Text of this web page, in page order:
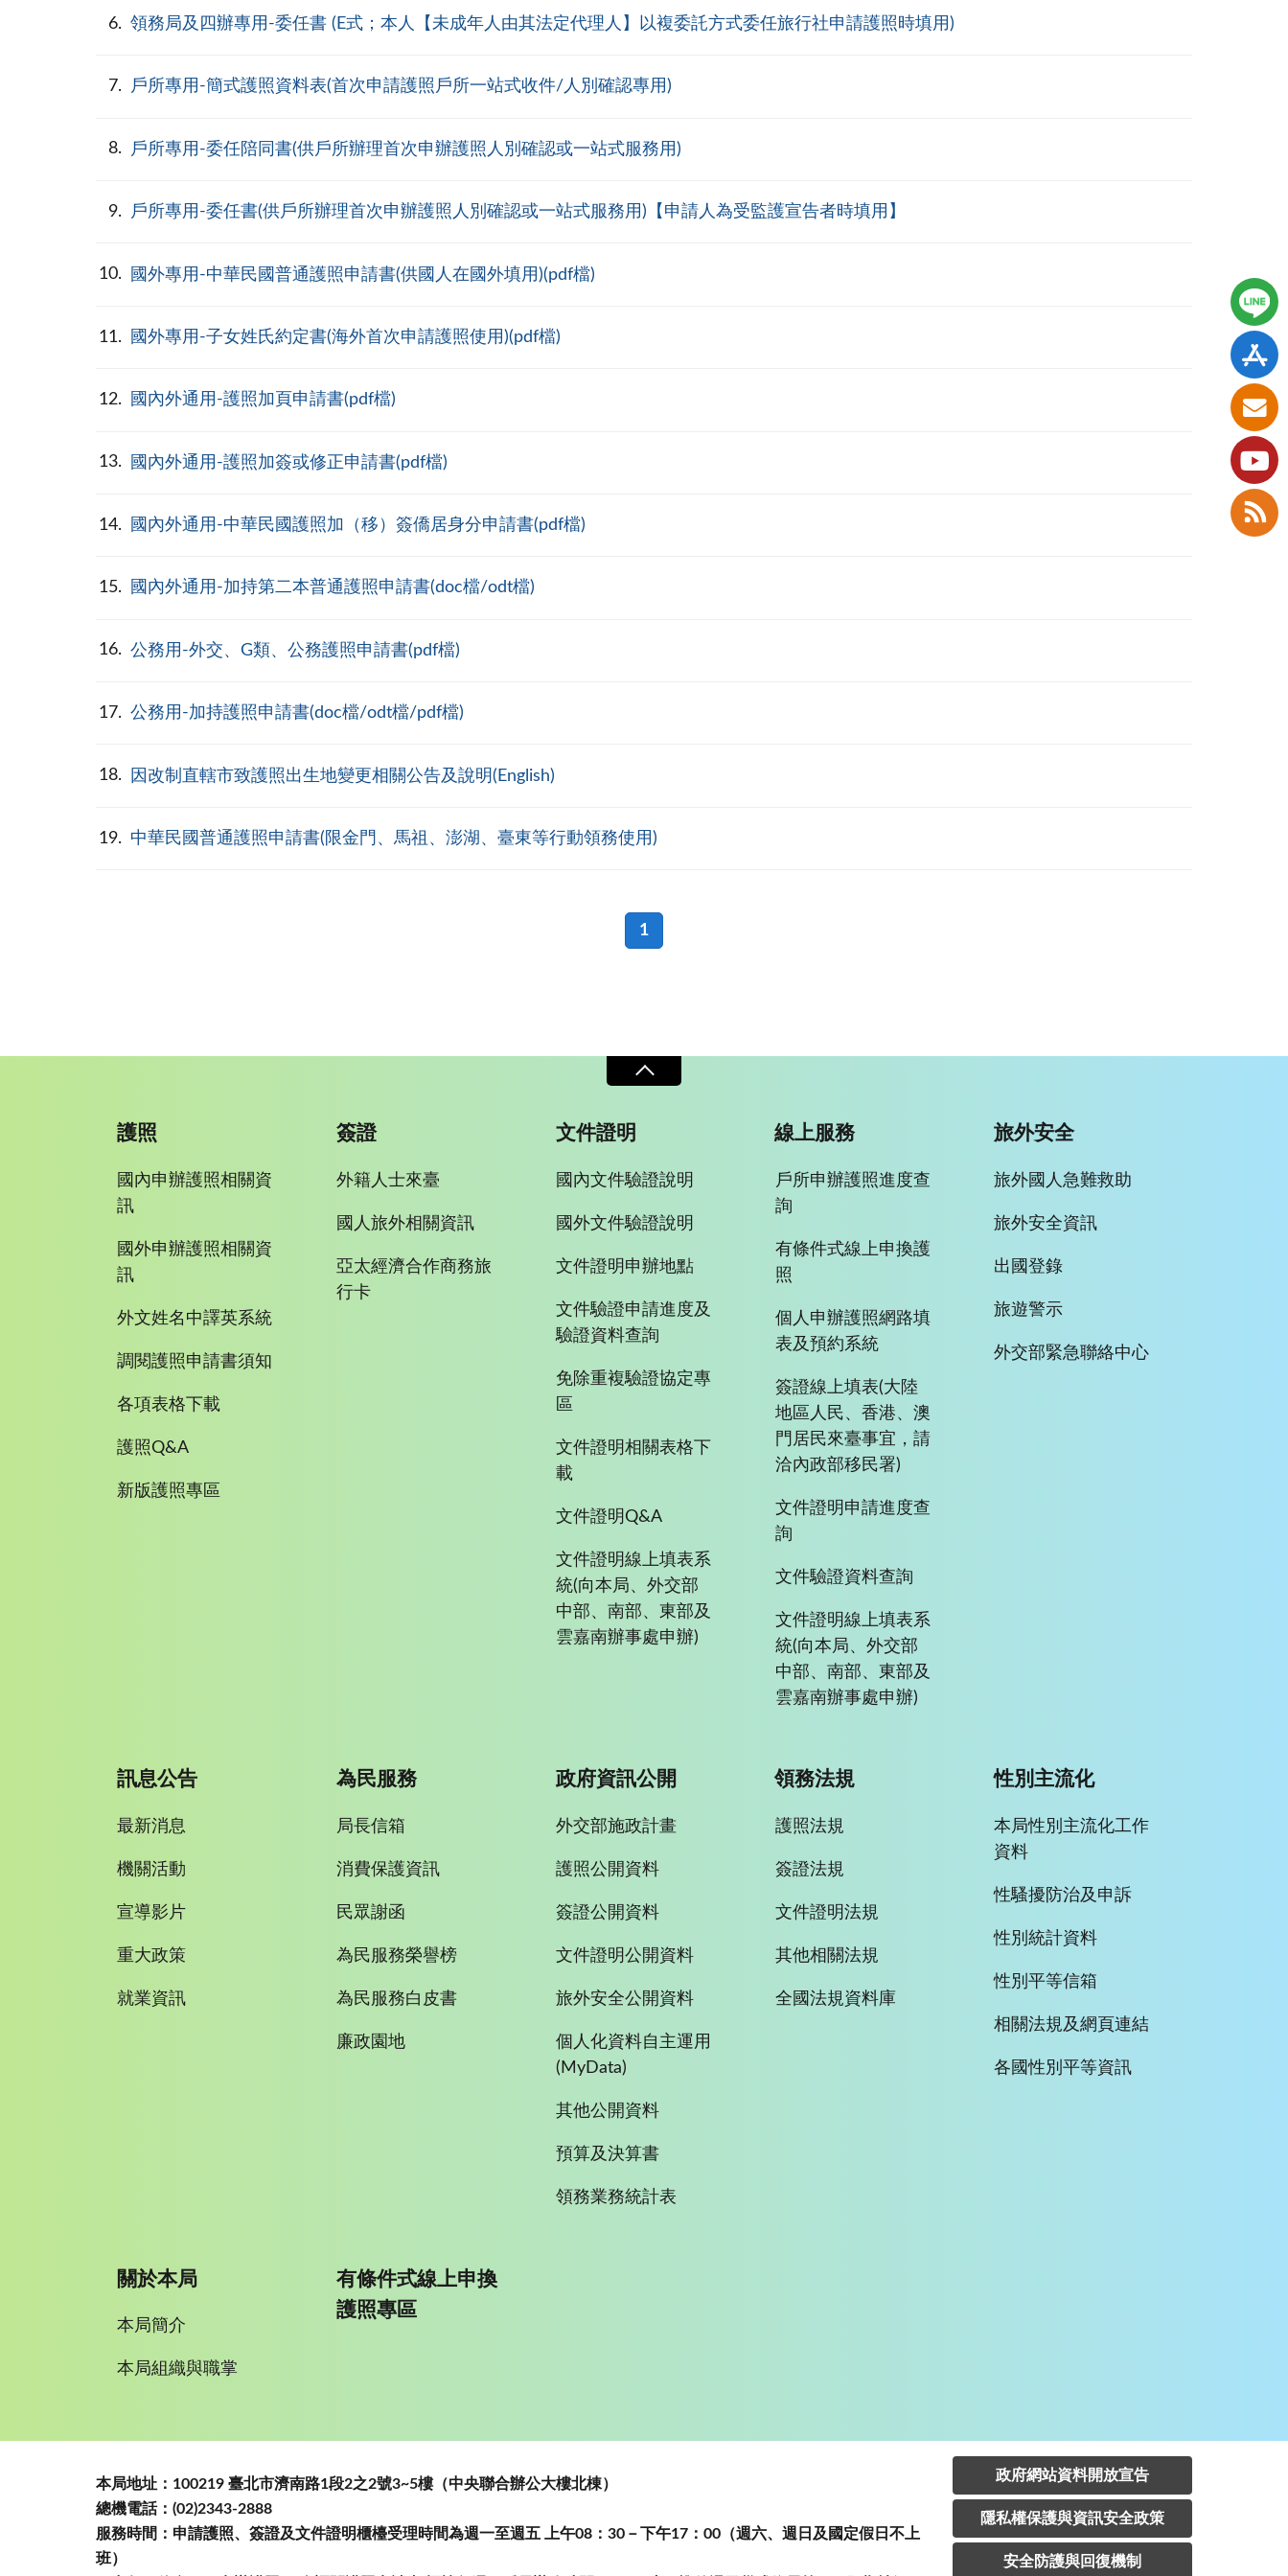
6 領務局及四辦專用-委任書 (E式；本人【未成年人由其法定代理人】以複委託方式委任旅行社申請護照時填用)
7 戶所專用-簡式護照資料表(首次申請護照戶所一站式收件/人別確認專用)
8 戶所專用-委任陪同書(供戶所辦理首次申辦護照人別確認或一站式服務用)
9 戶所專用-委任書(供戶所辦理首次申辦護照人別確認或一站式服務用)【申請人為受監護宣告者時填用】
10 國外專用-中華民國普通護照申請書(供國人在國外填用)(pdf檔)
11 國外專用-子女姓氏約定書(海外首次申請護照使用)(pdf檔)
12 國內外通用-護照加頁申請書(pdf檔)
13 國內外通用-護照加簽或修正申請書(pdf檔)
14 國內外通用-中華民國護照加（移）簽僑居身分申請書(pdf檔)
15 國內外通用-加持第二本普通護照申請書(doc檔/odt檔)
16 公務用-外交、G類、公務護照申請書(pdf檔)
17 公務用-加持護照申請書(doc檔/odt檔/pdf檔)
18 因改制直轄市致護照出生地變更相關公告及說明(English)
19 中華民國普通護照申請書(限金門、馬祖、澎湖、臺東等行動領務使用)
1
護照
國內申辦護照相關資
訊
國外申辦護照相關資
訊
外文姓名中譯英系統
調閱護照申請書須知
各項表格下載
護照Q&A
新版護照專區
簽證
外籍人士來臺
國人旅外相關資訊
亞太經濟合作商務旅
行卡
文件證明
國內文件驗證說明
國外文件驗證說明
文件證明申辦地點
文件驗證申請進度及
驗證資料查詢
免除重複驗證協定專
區
文件證明相關表格下
載
文件證明Q&A
文件證明線上填表系
統(向本局、外交部
中部、南部、東部及
雲嘉南辦事處申辦)
線上服務
戶所申辦護照進度查
詢
有條件式線上申換護
照
個人申辦護照網路填
表及預約系統
簽證線上填表(大陸
地區人民、香港、澳
門居民來臺事宜，請
洽內政部移民署)
文件證明申請進度查
詢
文件驗證資料查詢
文件證明線上填表系
統(向本局、外交部
中部、南部、東部及
雲嘉南辦事處申辦)
旅外安全
旅外國人急難救助
旅外安全資訊
出國登錄
旅遊警示
外交部緊急聯絡中心
訊息公告
最新消息
機關活動
宣導影片
重大政策
就業資訊
為民服務
局長信箱
消費保護資訊
民眾謝函
為民服務榮譽榜
為民服務白皮書
廉政園地
政府資訊公開
外交部施政計畫
護照公開資料
簽證公開資料
文件證明公開資料
旅外安全公開資料
個人化資料自主運用
(MyData)
其他公開資料
預算及決算書
領務業務統計表
領務法規
護照法規
簽證法規
文件證明法規
其他相關法規
全國法規資料庫
性別主流化
本局性別主流化工作
資料
性騷擾防治及申訴
性別統計資料
性別平等信箱
相關法規及網頁連結
各國性別平等資訊
關於本局
本局簡介
本局組織與職掌
有條件式線上申換
護照專區
本局地址：100219 臺北市濟南路1段2之2號3~5樓（中央聯合辦公大樓北棟）
總機電話：(02)2343-2888
服務時間：申請護照、簽證及文件證明櫃檯受理時間為週一至週五 上午08：30－下午17：00（週六、週日及國定假日不上
班）
政府網站資料開放宣告
隱私權保護與資訊安全政策
安全防護與回復機制